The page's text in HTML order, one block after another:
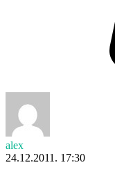
alex
24.12.2011. 17:30